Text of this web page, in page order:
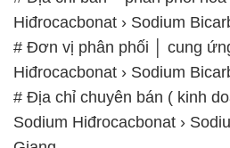
Sodium Hiđrocacbonat ›
Giang
# Công ty cung ứng √ bán hóa
Hiđrocacbonat › Sodium
# Đơn vị thương mại – bán
Hiđrocacbonat › Sodium